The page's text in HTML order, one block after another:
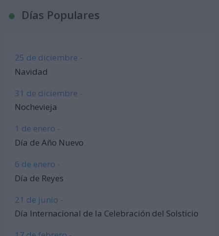
Días Populares
25 de diciembre -
Navidad
31 de diciembre -
Nochevieja
1 de enero -
Día de Año Nuevo
6 de enero -
Día de Reyes
21 de junio -
Día Internacional de la Celebración del Solsticio